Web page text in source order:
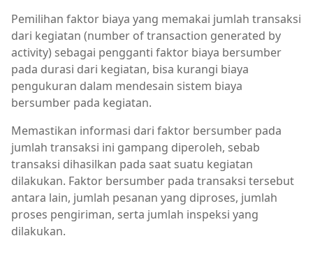
Pemilihan faktor biaya yang memakai jumlah transaksi
dari kegiatan (number of transaction generated by
activity) sebagai pengganti faktor biaya bersumber
pada durasi dari kegiatan, bisa kurangi biaya
pengukuran dalam mendesain sistem biaya
bersumber pada kegiatan.
Memastikan informasi dari faktor bersumber pada
jumlah transaksi ini gampang diperoleh, sebab
transaksi dihasilkan pada saat suatu kegiatan
dilakukan. Faktor bersumber pada transaksi tersebut
antara lain, jumlah pesanan yang diproses, jumlah
proses pengiriman, serta jumlah inspeksi yang
dilakukan.